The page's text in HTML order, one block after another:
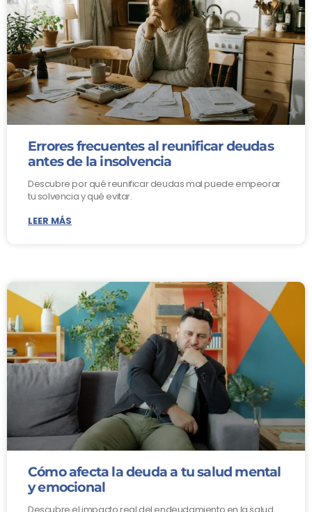
Errores frecuentes al reunificar deudas
antes de la insolvencia
Descubre por qué reunificar deudas mal puede empeorar
tu solvencia y qué evitar.
LEER MÁS
Cómo afecta la deuda a tu salud mental
y emocional